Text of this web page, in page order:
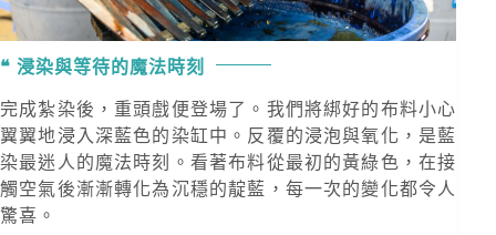
浸染與等待的魔法時刻
完成紮染後，重頭戲便登場了。我們將綁好的布料小心
翼翼地浸入深藍色的染缸中。反覆的浸泡與氧化，是藍
染最迷人的魔法時刻。看著布料從最初的黃綠色，在接
觸空氣後漸漸轉化為沉穩的靛藍，每一次的變化都令人
驚喜。